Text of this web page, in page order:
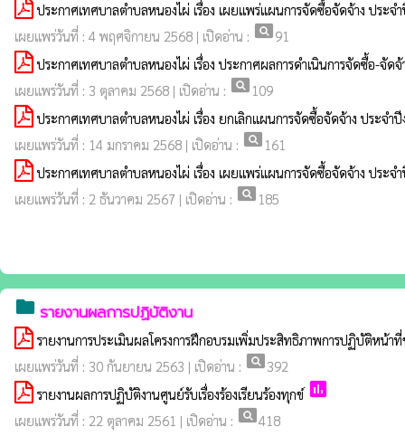
ประกาศเทศบาลตำบลหนองไผ่ เรื่อง เผยแพร่แผนการจัดซื้อจัดจ้าง ประ
เผยแพร่วันที่ : 4 พฤศจิกายน 2568 | เปิดอ่าน : pageview91
ประกาศเทศบาลตำบลหนองไผ่ เรื่อง ประกาศผลการดำเนินการจัดซื้อ-จัด
เผยแพร่วันที่ : 3 ตุลาคม 2568 | เปิดอ่าน : pageview 109
ประกาศเทศบาลตำบลหนองไผ่ เรื่อง ยกเลิกแผนการจัดซื้อจัดจ้าง ประจ
เผยแพร่วันที่ : 14 มกราคม 2568 | เปิดอ่าน : pageview 161
ประกาศเทศบาลตำบลหนองไผ่ เรื่อง เผยแพร่แผนการจัดซื้อจัดจ้าง ปร
เผยแพร่วันที่ : 2 ธันวาคม 2567 | เปิดอ่าน : pageview 185
folder รายงานผลการปฏิบัติงาน
รายงานการประเมินผลโครงการฝึกอบรมเพิ่มประสิทธิภาพการปฏิบัติหน้
เผยแพร่วันที่ : 30 กันยายน 2563 | เปิดอ่าน : pageview392
รายงานผลการปฏิบัติงานศูนย์รับเรื่องร้องเรียนร้องทุกข์ poll
เผยแพร่วันที่ : 22 ตุลาคม 2561 | เปิดอ่าน : pageview418